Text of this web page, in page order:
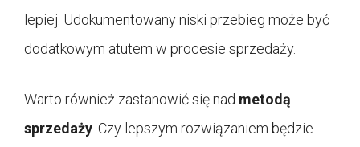
lepiej. Udokumentowany niski przebieg może być
dodatkowym atutem w procesie sprzedaży.
Warto również zastanowić się nad metodą
sprzedaży . Czy lepszym rozwiązaniem będzie